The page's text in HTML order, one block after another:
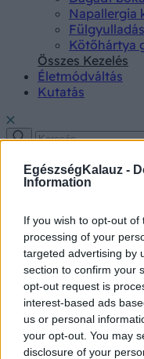
EgészségKalauz -
Information
If you wish to opt-out
processing of your
targeted advertising by
section to confirm your
opt-out request is
interest-based ads
us or personal
your opt-out. You may
disclosure of your
Napallergia
Kötőhártya
Összes Kezelés
Életmódváltás
Kutatás
Tünet
Vizsgálat
Kezelés
Életmódváltás
Kutatás
Prevenció
Hírek
Videók
Kisállatok